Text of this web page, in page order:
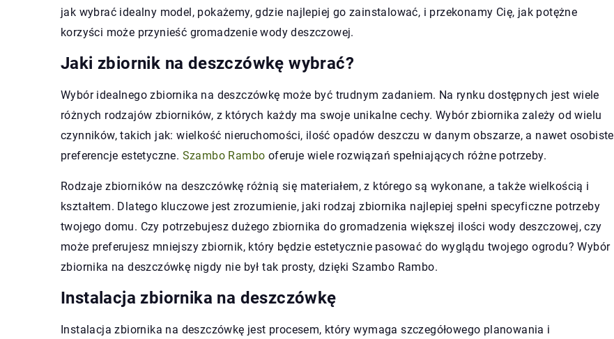
jak wybrać idealny model, pokażemy, gdzie najlepiej go zainstalować, i przekonamy Cię, jak potężne
korzyści może przynieść gromadzenie wody deszczowej.
Jaki zbiornik na deszczówkę wybrać?
Wybór idealnego zbiornika na deszczówkę może być trudnym zadaniem. Na rynku dostępnych jest wiele
różnych rodzajów zbiorników, z których każdy ma swoje unikalne cechy. Wybór zbiornika zależy od wielu
czynników, takich jak: wielkość nieruchomości, ilość opadów deszczu w danym obszarze, a nawet osobiste
preferencje estetyczne. Szambo Rambo oferuje wiele rozwiązań spełniających różne potrzeby.
Rodzaje zbiorników na deszczówkę różnią się materiałem, z którego są wykonane, a także wielkością i
kształtem. Dlatego kluczowe jest zrozumienie, jaki rodzaj zbiornika najlepiej spełni specyficzne potrzeby
twojego domu. Czy potrzebujesz dużego zbiornika do gromadzenia większej ilości wody deszczowej, czy
może preferujesz mniejszy zbiornik, który będzie estetycznie pasować do wyglądu twojego ogrodu? Wybór
zbiornika na deszczówkę nigdy nie był tak prosty, dzięki Szambo Rambo.
Instalacja zbiornika na deszczówkę
Instalacja zbiornika na deszczówkę jest procesem, który wymaga szczegółowego planowania i